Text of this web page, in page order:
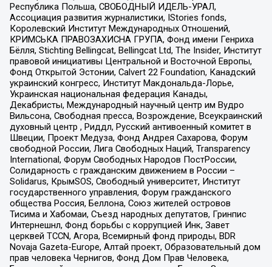
Республика Польша, СВОБОДНЫЙ ИДЕЛЬ-УРАЛ,
Ассоциация развития журналистики, IStories fonds,
Королевский Институт Международных Отношений,
КРИМСЬКА ПРАВОЗАХИСНА ГРУПА, Фонд имени Генриха
Бёлля, Stichting Bellingcat, Bellingcat Ltd, The Insider, Институт
правовой инициативы Центральной и Восточной Европы,
Фонд Открытой Эстонии, Calvert 22 Foundation, Канадский
украинский конгресс, Институт Макдональда-Лорье,
Украинская национальная федерация Канады,
Декабристы, Международный научный центр им Вудро
Вильсона, Свободная пресса, Возрождение, Всеукраинский
духовный центр , Риддл, Русский антивоенный комитет в
Швеции, Проект Медуза, Фонд Андрея Сахарова, Форум
свободной России, Лига Свободных Наций, Transparеncy
International, Форум Свободных Народов ПостРоссии,
Солидарность с гражданским движением в России –
Solidarus, КрымSOS, Свободный университет, Институт
государственного управления, Форум гражданского
общества Россия, Беллона, Союз жителей островов
Тисима и Хабомаи, Съезд народных депутатов, Гринпис
Интернешнл, Фонд борьбы с коррупцией Инк, Завет
церквей TCCN, Агора, Всемирный фонд природы, BDR
Novaja Gazeta-Europe, Алтай проект, Образовательный дом
прав человека Чернигов, Фонд Дом Прав Человека,